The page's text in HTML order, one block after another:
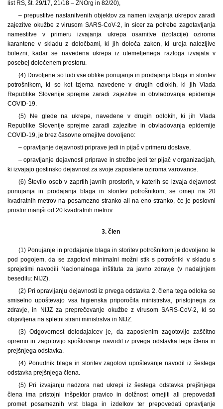
list RS, št. 29/17, 21/18 – ZNOrg in 82/20),
– prepustitve nastanitvenih objektov za namen izvajanja ukrepov zaradi
zajezitve okužbe z virusom SARS-CoV-2, in sicer za potrebe zagotavljanja
namestitve v primeru izvajanja ukrepa osamitve (izolacije) oziroma
karantene v skladu z določbami, ki jih določa zakon, ki ureja nalezljive
bolezni, kadar se navedena ukrepa iz utemeljenega razloga izvajata v
posebej določenem prostoru.
(4) Dovoljene so tudi vse oblike ponujanja in prodajanja blaga in storitev
potrošnikom, ki so kot izjema navedene v drugih odlokih, ki jih Vlada
Republike Slovenije sprejme zaradi zajezitve in obvladovanja epidemije
COVID-19.
(5) Ne glede na ukrepe, navedene v drugih odlokih, ki jih Vlada
Republike Slovenije sprejme zaradi zajezitve in obvladovanja epidemije
COVID-19, je brez časovne omejitve dovoljeno:
– opravljanje dejavnosti priprave jedi in pijač v primeru dostave,
– opravljanje dejavnosti priprave in strežbe jedi ter pijač v organizacijah,
ki izvajajo gostinsko dejavnost za svoje zaposlene oziroma varovance.
(6) Število oseb v zaprtih javnih prostorih, v katerih se izvaja dejavnost
ponujanja in prodajanja blaga in storitev potrošnikom, se omeji na 20
kvadratnih metrov na posamezno stranko ali na eno stranko, če je poslovni
prostor manjši od 20 kvadratnih metrov.
3. člen
(1) Ponujanje in prodajanje blaga in storitev potrošnikom je dovoljeno le
pod pogojem, da se zagotovi minimalni možni stik s potrošniki v skladu s
sprejetimi navodili Nacionalnega inštituta za javno zdravje (v nadaljnjem
besedilu: NIJZ).
(2) Pri opravljanju dejavnosti iz prvega odstavka 2. člena tega odloka se
smiselno upoštevajo vsa higienska priporočila ministrstva, pristojnega za
zdravje, in NIJZ za preprečevanje okužbe z virusom SARS-CoV-2, ki so
objavljena na spletni strani ministrstva in NIJZ.
(3) Odgovornost delodajalcev je, da zaposlenim zagotovijo zaščitno
opremo in zagotovijo spoštovanje navodil iz prvega odstavka tega člena in
prejšnjega odstavka.
(4) Ponudnik blaga in storitev zagotovi upoštevanje navodil iz šestega
odstavka prejšnjega člena.
(5) Pri izvajanju nadzora nad ukrepi iz šestega odstavka prejšnjega
člena ima pristojni inšpektor pravico in dolžnost omejiti ali prepovedati
promet posameznih vrst blaga in izdelkov ter prepovedati opravljanje